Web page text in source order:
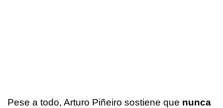
Pese a todo, Arturo Piñeiro sostiene que nunca